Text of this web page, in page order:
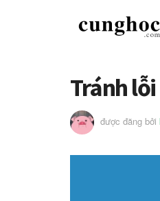
Tránh
được đăng bởi